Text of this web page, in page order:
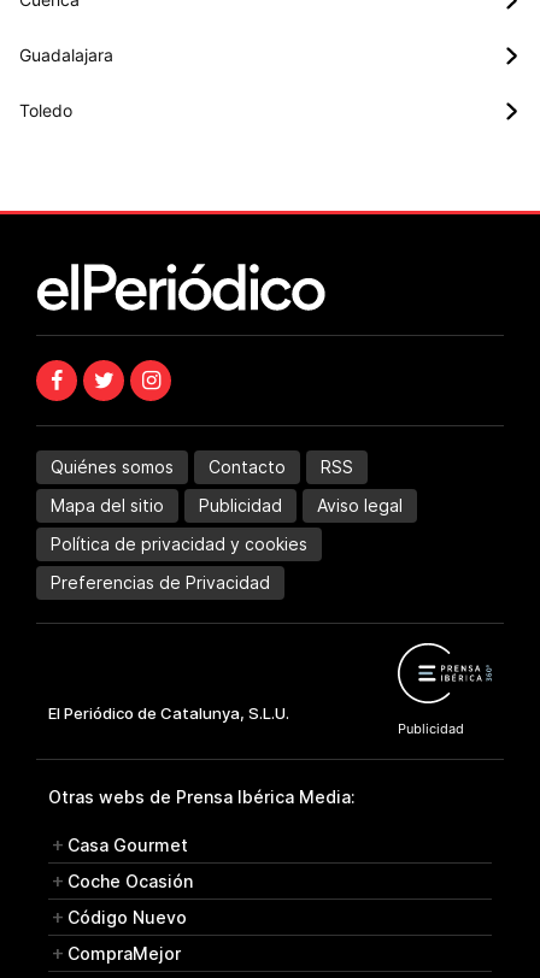
Guadalajara
Toledo
Quiénes somos Contacto
RSS
Mapa del sitio
Publicidad
Aviso legal
Política de privacidad y cookies
Preferencias de Privacidad
Otras webs de Prensa Ibérica Media:
Casa Gourmet
Coche Ocasión
Código Nuevo
CompraMejor